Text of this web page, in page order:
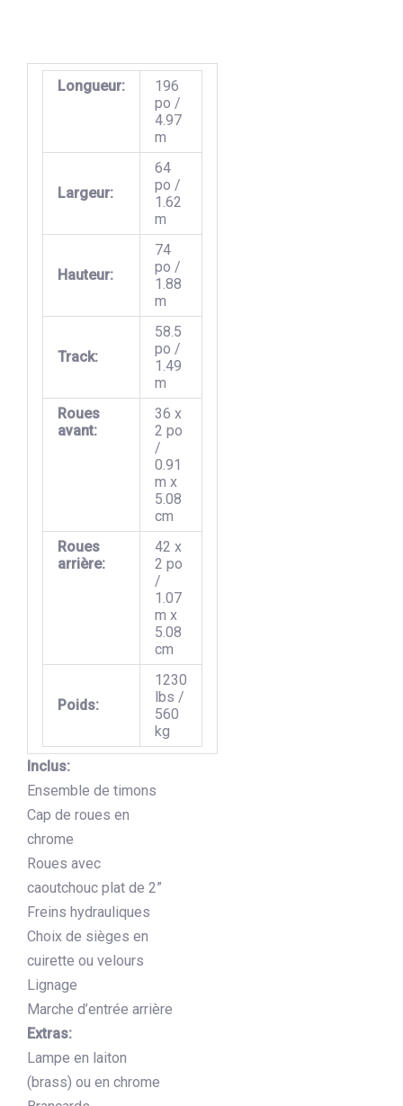
Longueur:
196
po /
4.97
m
Largeur:
64
po /
1.62
m
Hauteur:
74
po /
1.88
m
Track:
58.5
po /
1.49
m
Roues
avant:
36 x
2 po
/
0.91
m x
5.08
cm
Roues
arrière:
42 x
2 po
/
1.07
m x
5.08
cm
Poids:
1230
lbs /
560
kg
Inclus:
Ensemble de timons
Cap de roues en
chrome
Roues avec
caoutchouc plat de 2”
Freins hydrauliques
Choix de sièges en
cuirette ou velours
Lignage
Marche d’entrée arrière
Extras:
Lampe en laiton
(brass) ou en chrome